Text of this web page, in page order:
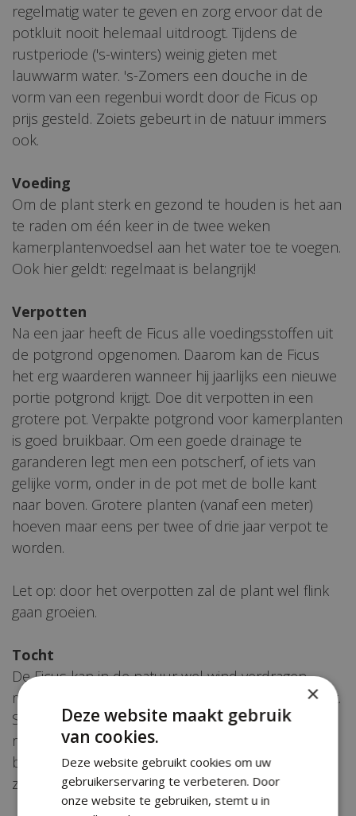
regelmatig water te geven en zorg ervoor dat de
potkluit nooit helemaal uitdroogt. Tijdens de
rustperiode ('s-winters) weinig gieten met
lauwwarm water. 's-Zomers een douche in de
vorm van een regenbui wordt door de Ficus op
prijs gesteld. Zoiets gebeurt in de natuur immers
ook.
Voeding
Om de plant sterk en gezond te houden is het aan
te raden om één keer in de twee weken
kamerplantenvoedsel aan het water toe te voegen.
Ook hier geldt: regelmaat is belangrijk!
Verpotten
Na een jaar heeft de Ficus alle voedingsstoffen uit
de potgrond opgenomen. Daarom kan de Ficus
het erg waarderen wanneer hij jaarlijks een nieuwe
portie potgrond krijgt. Doe dit verpotten in een
grotere pot. Verpakte potgrond voor kamerplanten
is goed bruikbaar. Om een goede drainage te
garanderen legt men een potscherf, of iets van
gelijke vorm, onder in de pot met de bolle kant
naar boven. Grotere planten (vanaf een meter)
hoeven maar eens per twee of drie jaar verpot te
worden.
Let op: door het overpotten zal de plant wel flink
gaan groeien.
Tocht
De Ficus kan in de natuur wel wind verdragen,
maar binnenshuis heeft de Ficus moeite met tocht.
Sterker nog, hij kan er absoluut niet tegen. Koude,
maar ook warme luchtstromen veroorzaken
bladval en zwakken jonge blaadjes af. In korte tijd
zal uw Ficus er slecht uitzien.
×
Deze website maakt gebruik
van cookies.
Deze website gebruikt cookies om uw
gebruikerservaring te verbeteren. Door
onze website te gebruiken, stemt u in